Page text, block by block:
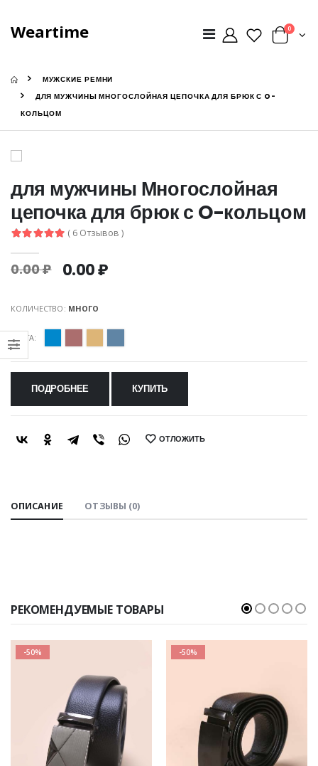
Weartime 0
МУЖСКИЕ РЕМНИ
ДЛЯ МУЖЧИНЫ МНОГОСЛОЙНАЯ ЦЕПОЧКА ДЛЯ БРЮК С O-
КОЛЬЦОМ
для мужчины Многослойная
цепочка для брюк с O-кольцом
( 6 Отзывов )
0.00 ₽ 0.00 ₽
КОЛИЧЕСТВО: МНОГО
ЦВЕТА:
ПОДРОБНЕЕ КУПИТЬ
SHARE: ОТЛОЖИТЬ
ОПИСАНИЕ ОТЗЫВЫ (0)
РЕКОМЕНДУЕМЫЕ ТОВАРЫ
-50% -50%